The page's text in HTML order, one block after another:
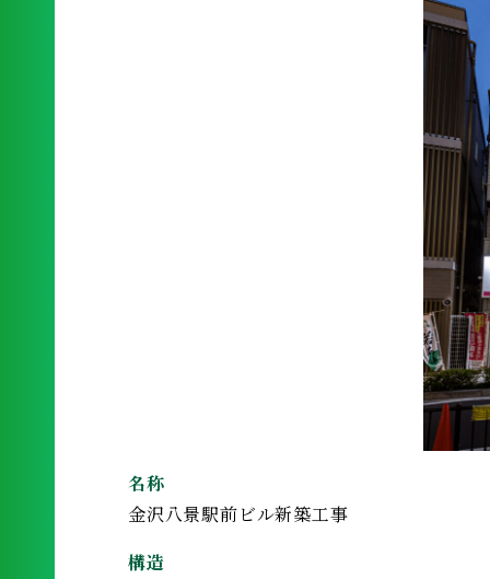
名称
金沢八景駅前ビル新築工事
構造